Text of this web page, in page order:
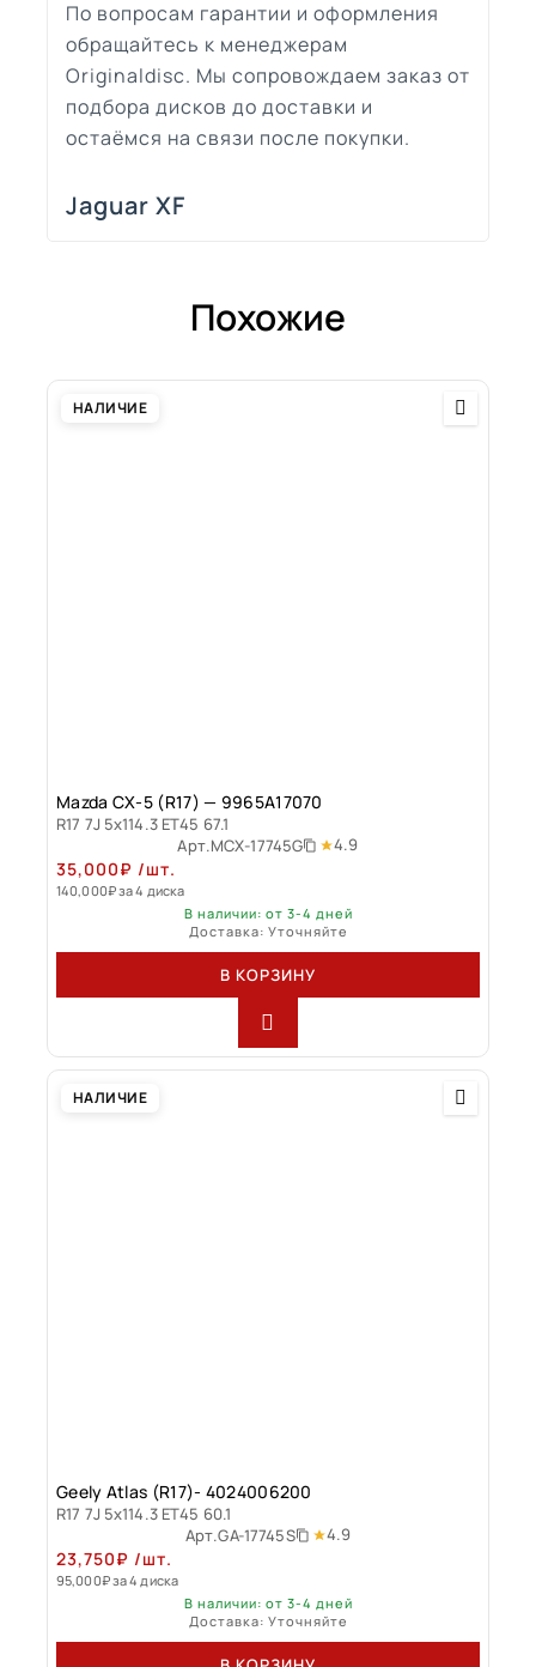
По вопросам гарантии и оформления
обращайтесь к менеджерам
Originaldisc. Мы сопровождаем заказ от
подбора дисков до доставки и
остаёмся на связи после покупки.
Jaguar XF
Похожие
НАЛИЧИЕ
Mazda CX-5 (R17) — 9965A17070
R17 7J 5x114.3 ET45 67.1
Арт.MCX-17745G 4.9
35,000₽ /шт.
140,000₽за 4 диска
В наличии: от 3-4 дней
Доставка: Уточняйте
В КОРЗИНУ
НАЛИЧИЕ
Geely Atlas (R17)- 4024006200
R17 7J 5x114.3 ET45 60.1
Арт.GA-17745S 4.9
23,750₽ /шт.
95,000₽за 4 диска
В наличии: от 3-4 дней
Доставка: Уточняйте